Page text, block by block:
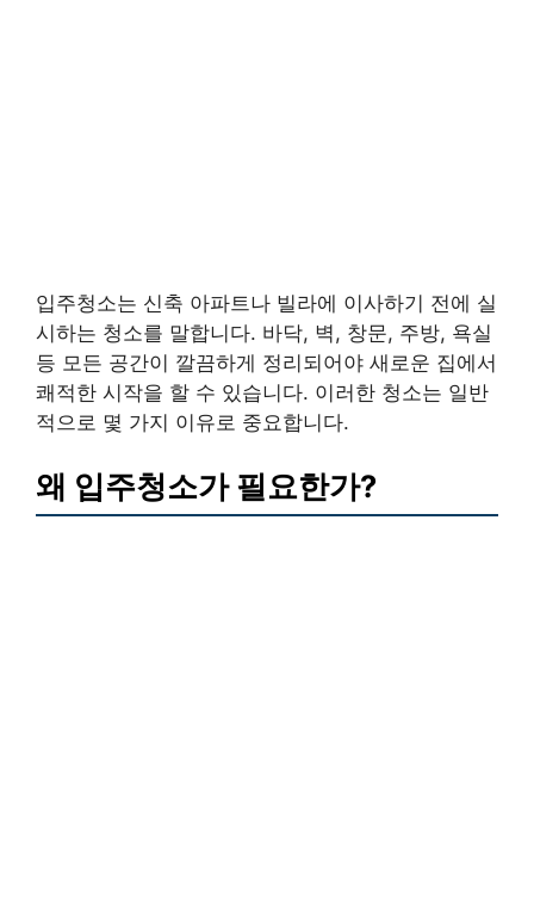
입주청소는 신축 아파트나 빌라에 이사하기 전에 실
시하는 청소를 말합니다. 바닥, 벽, 창문, 주방, 욕실
등 모든 공간이 깔끔하게 정리되어야 새로운 집에서
쾌적한 시작을 할 수 있습니다. 이러한 청소는 일반
적으로 몇 가지 이유로 중요합니다.
왜 입주청소가 필요한가?